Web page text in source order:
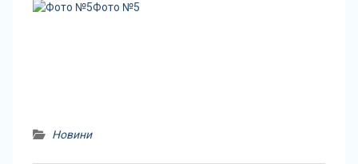
Фото №5
Новини